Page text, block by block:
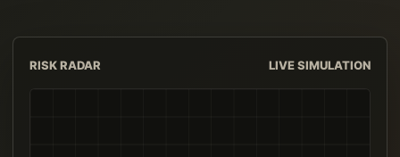
RISK RADAR LIVE SIMULATION